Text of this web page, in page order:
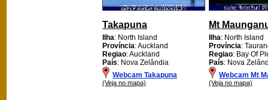
Takapuna
Ilha: North Island
Província: Auckland
Regiao: Auckland
País: Nova Zelândia
Webcam Takapuna
(Veja no mapa)
Mt
Ilha: North Island
Província:
Regiao: Bay Of
País: Nova
Webcam Mt
(Veja no mapa)